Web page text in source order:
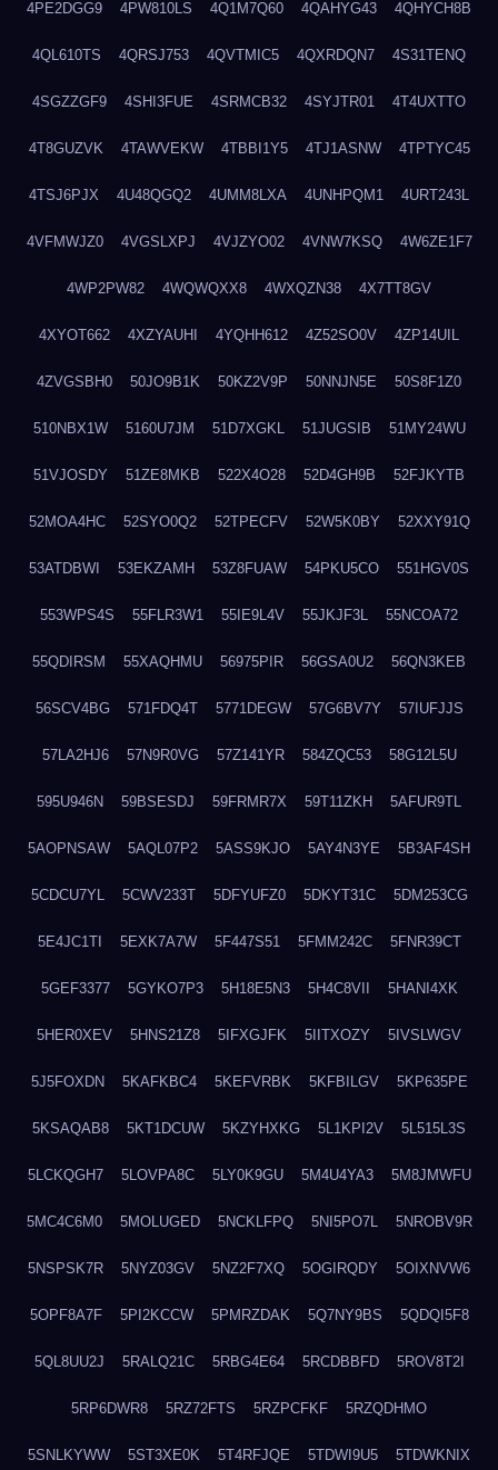
4PE2DGG9 4PW810LS 4Q1M7Q60 4QAHYG43 4QHYCH8B
4QL610TS 4QRSJ753 4QVTMIC5 4QXRDQN7 4S31TENQ
4SGZZGF9 4SHI3FUE 4SRMCB32 4SYJTR01 4T4UXTTO
4T8GUZVK 4TAWVEKW 4TBBI1Y5 4TJ1ASNW 4TPTYC45
4TSJ6PJX 4U48QGQ2 4UMM8LXA 4UNHPQM1 4URT243L
4VFMWJZ0 4VGSLXPJ 4VJZYO02 4VNW7KSQ 4W6ZE1F7
4WP2PW82 4WQWQXX8 4WXQZN38 4X7TT8GV
4XYOT662 4XZYAUHI 4YQHH612 4Z52SO0V 4ZP14UIL
4ZVGSBH0 50JO9B1K 50KZ2V9P 50NNJN5E 50S8F1Z0
510NBX1W 5160U7JM 51D7XGKL 51JUGSIB 51MY24WU
51VJOSDY 51ZE8MKB 522X4O28 52D4GH9B 52FJKYTB
52MOA4HC 52SYO0Q2 52TPECFV 52W5K0BY 52XXY91Q
53ATDBWI 53EKZAMH 53Z8FUAW 54PKU5CO 551HGV0S
553WPS4S 55FLR3W1 55IE9L4V 55JKJF3L 55NCOA72
55QDIRSM 55XAQHMU 56975PIR 56GSA0U2 56QN3KEB
56SCV4BG 571FDQ4T 5771DEGW 57G6BV7Y 57IUFJJS
57LA2HJ6 57N9R0VG 57Z141YR 584ZQC53 58G12L5U
595U946N 59BSESDJ 59FRMR7X 59T11ZKH 5AFUR9TL
5AOPNSAW 5AQL07P2 5ASS9KJO 5AY4N3YE 5B3AF4SH
5CDCU7YL 5CWV233T 5DFYUFZ0 5DKYT31C 5DM253CG
5E4JC1TI 5EXK7A7W 5F447S51 5FMM242C 5FNR39CT
5GEF3377 5GYKO7P3 5H18E5N3 5H4C8VII 5HANI4XK
5HER0XEV 5HNS21Z8 5IFXGJFK 5IITXOZY 5IVSLWGV
5J5FOXDN 5KAFKBC4 5KEFVRBK 5KFBILGV 5KP635PE
5KSAQAB8 5KT1DCUW 5KZYHXKG 5L1KPI2V 5L515L3S
5LCKQGH7 5LOVPA8C 5LY0K9GU 5M4U4YA3 5M8JMWFU
5MC4C6M0 5MOLUGED 5NCKLFPQ 5NI5PO7L 5NROBV9R
5NSPSK7R 5NYZ03GV 5NZ2F7XQ 5OGIRQDY 5OIXNVW6
5OPF8A7F 5PI2KCCW 5PMRZDAK 5Q7NY9BS 5QDQI5F8
5QL8UU2J 5RALQ21C 5RBG4E64 5RCDBBFD 5ROV8T2I
5RP6DWR8 5RZ72FTS 5RZPCFKF 5RZQDHMO
5SNLKYWW 5ST3XE0K 5T4RFJQE 5TDWI9U5 5TDWKNIX